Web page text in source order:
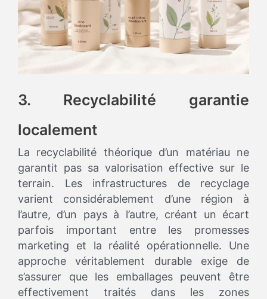
3. Recyclabilité garantie
localement
La recyclabilité théorique d’un matériau ne
garantit pas sa valorisation effective sur le
terrain. Les infrastructures de recyclage
varient considérablement d’une région à
l’autre, d’un pays à l’autre, créant un écart
parfois important entre les promesses
marketing et la réalité opérationnelle. Une
approche véritablement durable exige de
s’assurer que les emballages peuvent être
effectivement traités dans les zones